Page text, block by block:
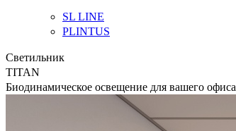
SL LINE
PLINTUS
Светильник
TITAN
Биодинамическое освещение для вашего офиса